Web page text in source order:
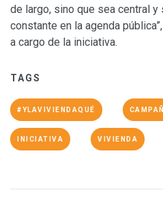
de largo, sino que sea central
constante en la agenda
a cargo de la iniciativa.
TAGS
#YLAVIVIENDAQUÉ
INICIATIVA VIVIENDA